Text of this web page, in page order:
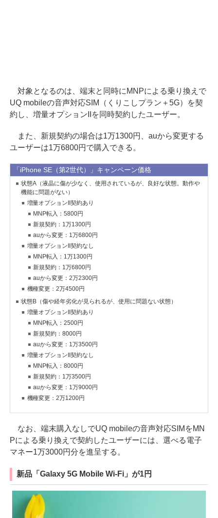
対象となるのは、端末と同時にMNPによる乗り換えで
UQ mobileの音声対応SIM（くりこしプラン＋5G）を契
約し、増量オプションIIを同時契約したユーザー。
また、新規契約の場合は1万1300円、auから変更する
ユーザーは1万6800円で購入できる。
「iPhone SE（第2世代）」キャンペーン価格
状態A（液晶に傷が少なく、使用されているが、良好な状態。動作や
機能に問題がない）
増量オプションII契約あり
MNP転入：5800円
新規契約：1万1300円
auから変更：1万6800円
増量オプションII契約なし
MNP転入：1万1300円
新規契約：1万6800円
auから変更：2万2300円
機種変更：2万4500円
状態B（傷や経年劣化が見られるが、使用に問題ない状態）
増量オプションII契約あり
MNP転入：2500円
新規契約：8000円
auから変更：1万3500円
増量オプションII契約なし
MNP転入：8000円
新規契約：1万3500円
auから変更：1万9000円
機種変更：2万1200円
なお、端末購入なしでUQ mobileの音声対応SIMをMN
Pによる乗り換えで契約したユーザーには、選べる電子
マネー1万3000円分を進呈する。
新品「Galaxy 5G Mobile Wi-Fi」が1円